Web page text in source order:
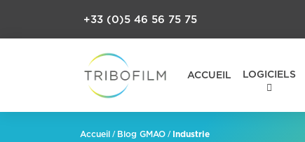
+33 (0)5 46 56 75 75
ACCUEIL LOGICIELS
Accueil / Blog GMAO / Industrie